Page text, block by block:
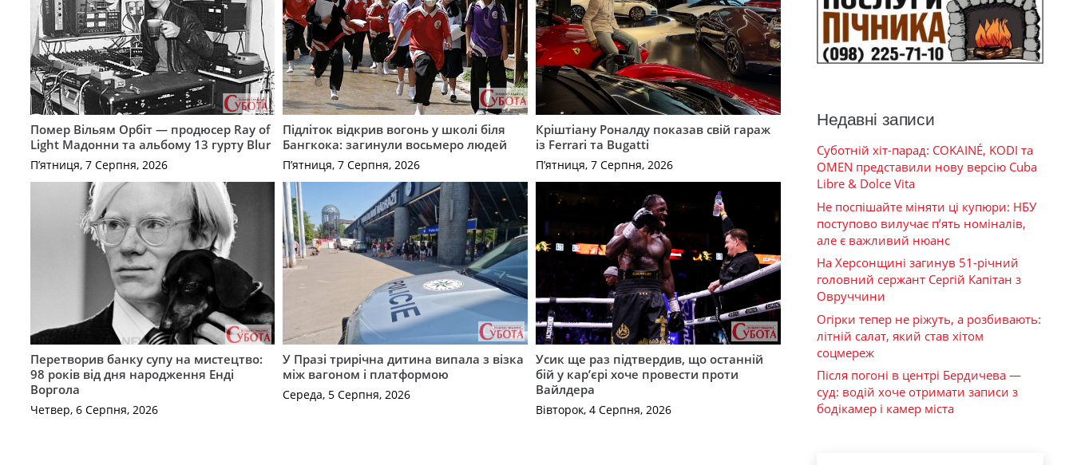
Помер Вільям Орбіт — продюсер Ray of
Light Мадонни та альбому 13 гурту Blur
П’ятниця, 7 Серпня, 2026
Підліток відкрив вогонь у школі біля
Бангкока: загинули восьмеро людей
П’ятниця, 7 Серпня, 2026
Кріштіану Роналду показав свій гараж
із Ferrari та Bugatti
П’ятниця, 7 Серпня, 2026
Перетворив банку супу на мистецтво:
98 років від дня народження Енді
Воргола
Четвер, 6 Серпня, 2026
У Празі трирічна дитина випала з візка
між вагоном і платформою
Середа, 5 Серпня, 2026
Усик ще раз підтвердив, що останній
бій у кар’єрі хоче провести проти
Вайлдера
Вівторок, 4 Серпня, 2026
Недавні записи
Суботній хіт-парад: COKAINÉ, KODI та
OMEN представили нову версію Cuba
Libre & Dolce Vita
Не поспішайте міняти ці купюри: НБУ
поступово вилучає п’ять номіналів,
але є важливий нюанс
На Херсонщині загинув 51-річний
головний сержант Сергій Капітан з
Овруччини
Огірки тепер не ріжуть, а розбивають:
літній салат, який став хітом
соцмереж
Після погоні в центрі Бердичева —
суд: водій хоче отримати записи з
бодікамер і камер міста